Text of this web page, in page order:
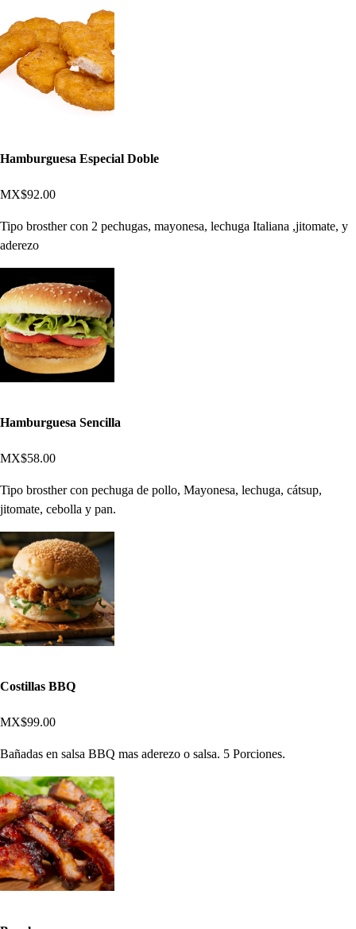
Hamburguesa Especial Doble
MX$92.00
Tipo brosther con 2 pechugas, mayonesa, lechuga Italiana ,jitomate, y
aderezo
Hamburguesa Sencilla
MX$58.00
Tipo brosther con pechuga de pollo, Mayonesa, lechuga, cátsup,
jitomate, cebolla y pan.
Costillas BBQ
MX$99.00
Bañadas en salsa BBQ mas aderezo o salsa. 5 Porciones.